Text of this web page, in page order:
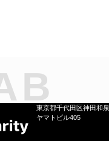
東京都千代田区神田和
ヤマトビル405